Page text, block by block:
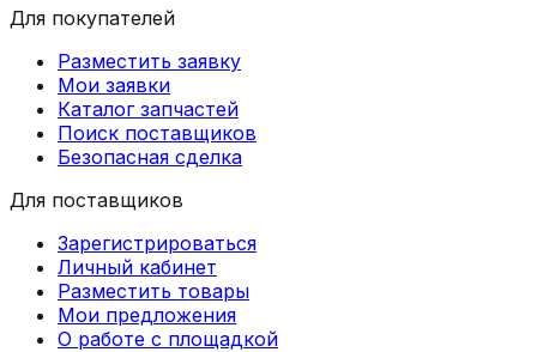
Для покупателей
Разместить заявку
Мои заявки
Каталог запчастей
Поиск поставщиков
Безопасная сделка
Для поставщиков
Зарегистрироваться
Личный кабинет
Разместить товары
Мои предложения
О работе с площадкой